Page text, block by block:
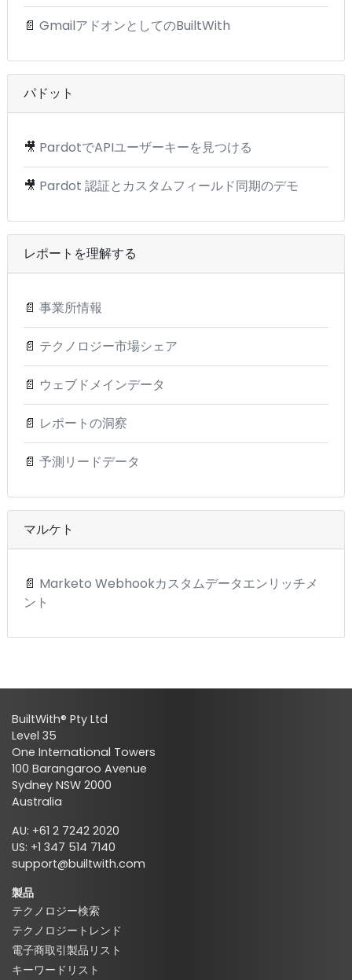
📄 GmailアドオンとしてのBuiltWith
パドット
🎥 PardotでAPIユーザーキーを見つける
🎥 Pardot 認証とカスタムフィールド同期のデモ
レポートを理解する
📄 事業所情報
📄 テクノロジー市場シェア
📄 ウェブドメインデータ
📄 レポートの洞察
📄 予測リードデータ
マルケト
📄 Marketo Webhookカスタムデータエンリッチメ
ント
BuiltWith® Pty Ltd
Level 35
One International Towers
100 Barangaroo Avenue
Sydney NSW 2000
Australia
AU: +61 2 7242 2020
US: +1 347 514 7140
support@builtwith.com
製品
テクノロジー検索
テクノロジートレンド
電子商取引製品リスト
キーワードリスト